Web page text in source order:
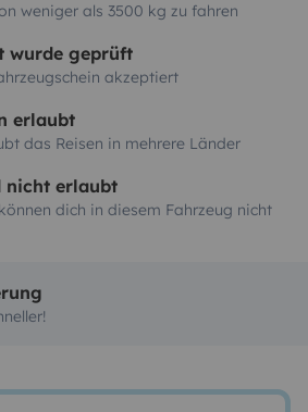
weniger als 3500 kg zu fahren
wurde geprüft
akzeptiert
erlaubt
das Reisen in mehrere Länder
nicht erlaubt
dich in diesem Fahrzeug nicht